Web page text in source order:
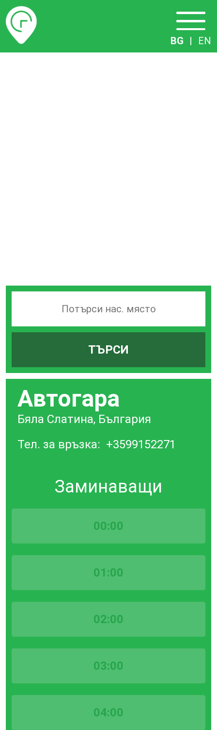
Разписание
BG | EN
на
ТЪРСИ
Автогара
Бяла Слатина, България
Тел. за връзка: +3599152271
Заминаващи
00:00
01:00
02:00
03:00
04:00